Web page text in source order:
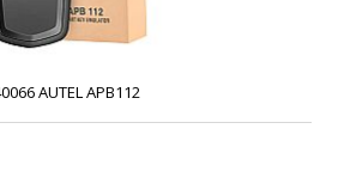
AUTEL APB112